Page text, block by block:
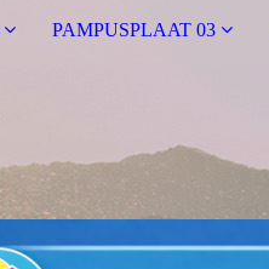
PAMPUSPLAAT 03